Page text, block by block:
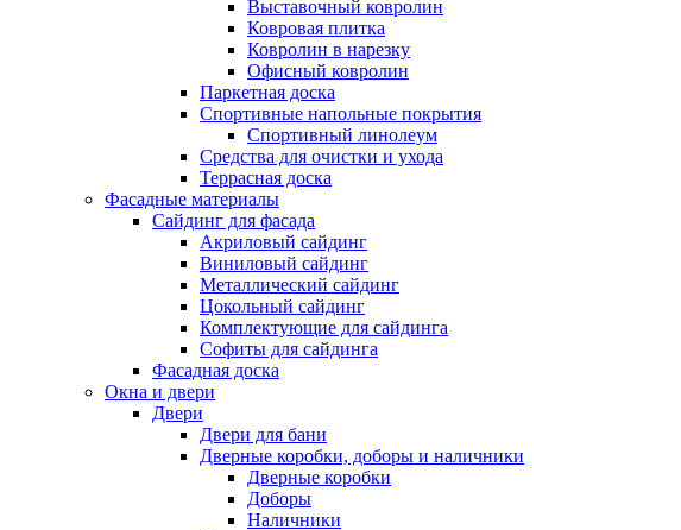
Выставочный ковролин
Ковровая плитка
Ковролин в нарезку
Офисный ковролин
Паркетная доска
Спортивные напольные покрытия
Спортивный линолеум
Средства для очистки и ухода
Террасная доска
Фасадные материалы
Сайдинг для фасада
Акриловый сайдинг
Виниловый сайдинг
Металлический сайдинг
Цокольный сайдинг
Комплектующие для сайдинга
Софиты для сайдинга
Фасадная доска
Окна и двери
Двери
Двери для бани
Дверные коробки, доборы и наличники
Дверные коробки
Доборы
Наличники